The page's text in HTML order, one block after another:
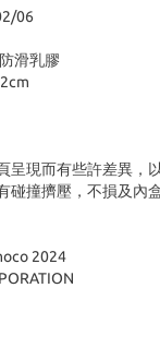
06
滑乳膠
呈現而有些許差異，
碰撞擠壓，不損及內
2024